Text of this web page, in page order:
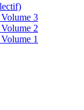
3
2
1